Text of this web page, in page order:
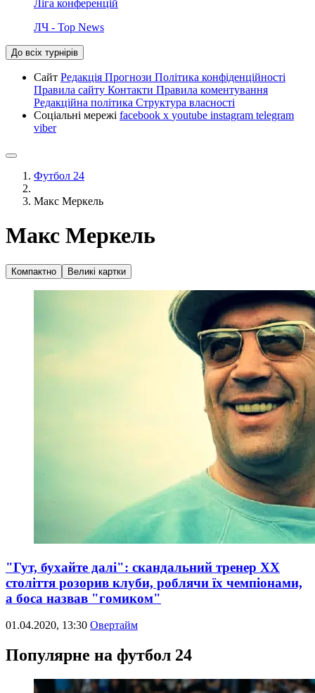
Ліга конференцій
ЛЧ - Top News
До всіх турнірів
Сайт Редакція Прогнози Політика конфіденційності
Правила сайту Контакти Правила коментування
Редакційна політика Структура власності
Соціальні мережі facebook x youtube instagram telegram
viber
Футбол 24
Макс Меркель
Макс Меркель
Компактно Великі картки
"Гут, бухайте далі": скандальний тренер ХХ
століття розорив клуби, роблячи їх чемпіонами,
а боса назвав "гомиком"
01.04.2020, 13:30 Овертайм
Популярне на футбол 24